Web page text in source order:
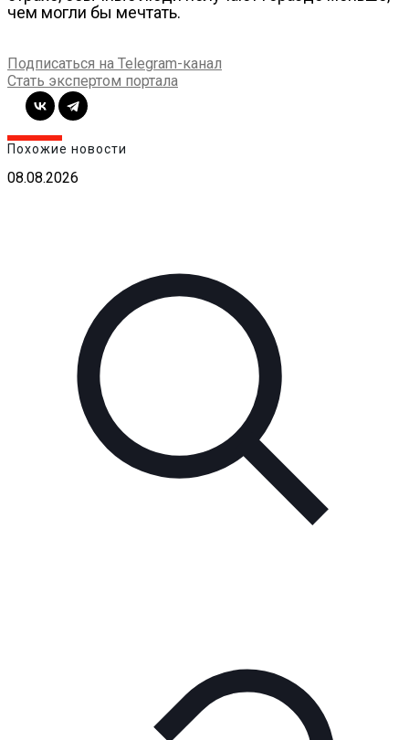
чем могли бы мечтать.
Подписаться на Telegram-канал
Стать экспертом портала
Похожие новости
08.08.2026